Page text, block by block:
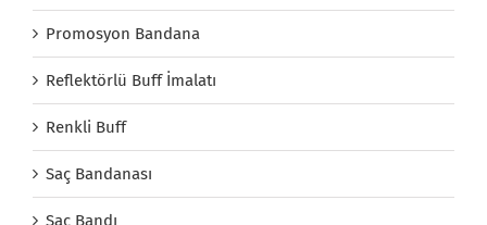
Promosyon Bandana
Reflektörlü Buff İmalatı
Renkli Buff
Saç Bandanası
Saç Bandı